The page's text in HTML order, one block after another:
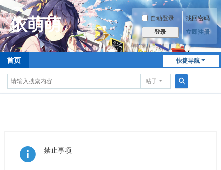
自动登录 找回密码
登录 立即注册
快捷导航
首页
帖子
搜
禁止事项